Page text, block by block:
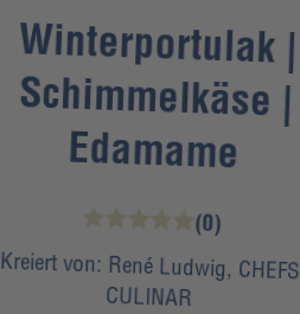
Winterportulak |
Schimmelkäse |
Edamame
(0)
Kreiert von: René Ludwig, CHEFS
CULINAR